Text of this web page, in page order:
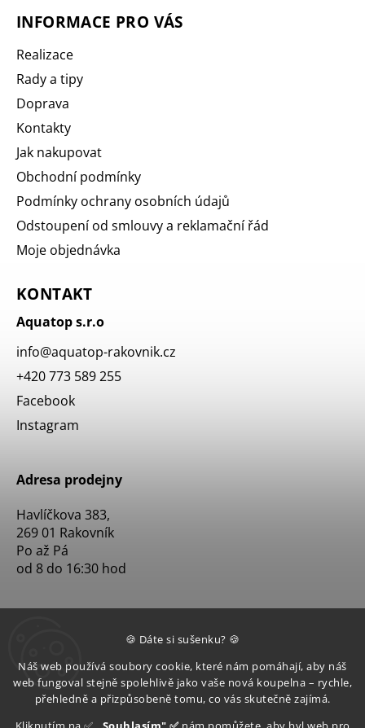
🍪 Dáte si sušenku? 🍪
Náš web používá soubory cookie, které nám pomáhají, aby náš
web fungoval stejně spolehlivě jako vaše nová koupelna – rychle,
přehledně a přizpůsobeně tomu, co vás skutečně zajímá.
INFORMACE PRO VÁS
Realizace
Rady a tipy
Doprava
Kontakty
Jak nakupovat
Obchodní podmínky
Podmínky ochrany osobních údajů
Odstoupení od smlouvy a reklamační řád
Moje objednávka
KONTAKT
Aquatop s.r.o
info@aquatop-rakovnik.cz
+420 773 589 255
Facebook
Instagram
Adresa prodejny
Havlíčkova 383,
269 01 Rakovník
Po až Pá
od 8 do 16:30 hod